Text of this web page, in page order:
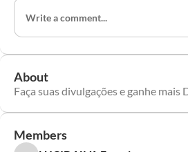
Write a comment...
About
Faça suas divulgações e ganhe mais
Members